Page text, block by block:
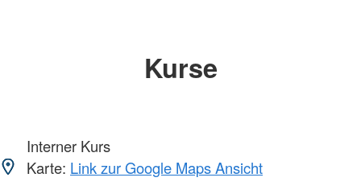
Kurse
Interner Kurs
Karte: Link zur Google Maps Ansicht